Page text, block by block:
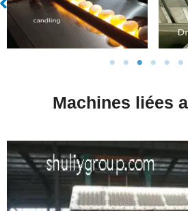
Machines liées